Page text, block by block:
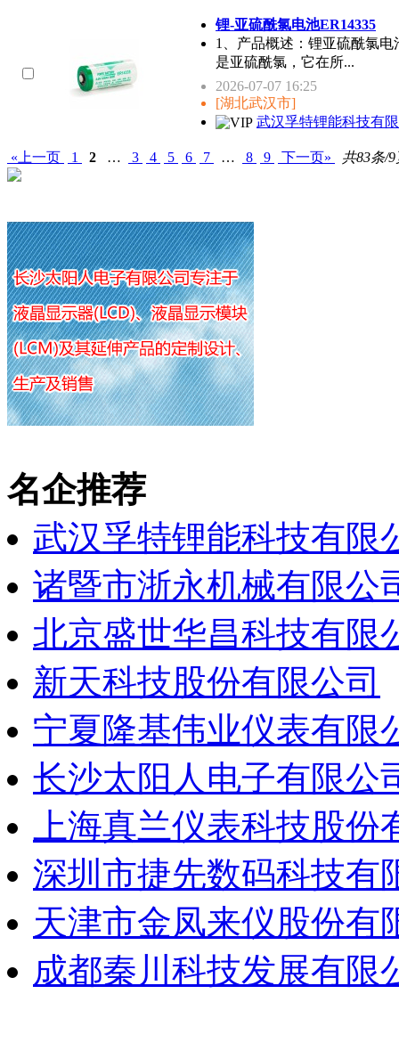
锂-亚硫酰氯电池ER14335
1、产品概述：锂亚硫酰氯
是亚硫酰氯，它在所...
2026-07-07 16:25
[湖北武汉市]
武汉孚特锂能科技有
«上一页 1 2 … 3 4 5 6 7 … 8 9 下一页» 共83条/9
名企推荐
武汉孚特锂能科技有限
诸暨市浙永机械有限公
北京盛世华昌科技有限
新天科技股份有限公司
宁夏隆基伟业仪表有限
长沙太阳人电子有限公
上海真兰仪表科技股份
深圳市捷先数码科技有
天津市金凤来仪股份有
成都秦川科技发展有限